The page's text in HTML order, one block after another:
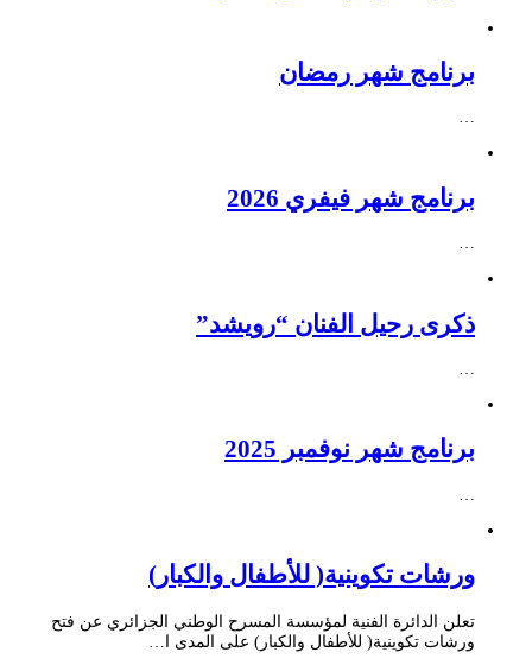
برنامج شهر رمضان
…
برنامج شهر فيفري 2026
…
ذكرى رحيل الفنان “رويشد”
…
برنامج شهر نوفمبر 2025
ورشات تكوينية( للأطفال والكبار)
تعلن الدائرة الفنية لمؤسسة المسرح الوطني الجزائري عن فتح
ورشات تكوينية( للأطفال والكبار) على المدى ا…